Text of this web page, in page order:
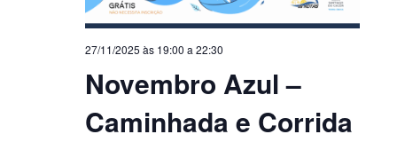
Novembro Azul –
Caminhada e Corrida
27/11/2025 às 19:00 a 22:30